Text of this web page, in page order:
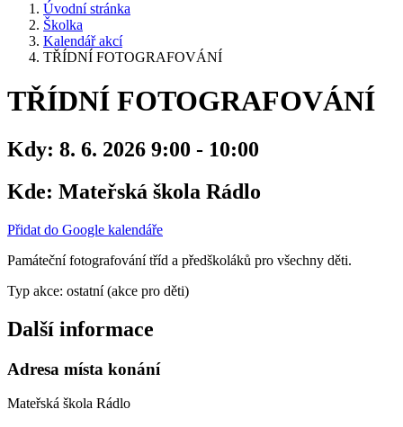
Úvodní stránka
Školka
Kalendář akcí
TŘÍDNÍ FOTOGRAFOVÁNÍ
TŘÍDNÍ FOTOGRAFOVÁNÍ
Kdy: 8. 6. 2026 9:00 - 10:00
Kde: Mateřská škola Rádlo
Přidat do Google kalendáře
Památeční fotografování tříd a předškoláků pro všechny děti.
Typ akce: ostatní (akce pro děti)
Další informace
Adresa místa konání
Mateřská škola Rádlo